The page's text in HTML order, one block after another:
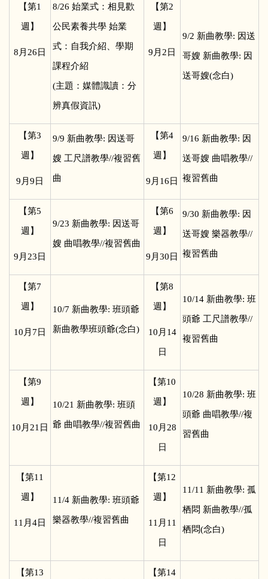
【第1
週】
8 月26日
8/26 始業式：相見歡
公民素養共學 始業
式：自我介紹、學期
課程介紹
(主題：媒體識讀：分
辨真假資訊)
【第2
週】
9 月2日
9/2 新曲教學: 因送
哥嫂 新曲教學: 因
送哥嫂(念白)
【第3
週】
9 月9日
9/9 新曲教學: 因送哥
嫂 工尺譜教學//複習舊
曲
【第4
週】
9 月16日
9/16 新曲教學: 因
送哥嫂 曲唱教學//
複習舊曲
【第5
週】
9 月23日
9/23 新曲教學: 因送哥
嫂 曲唱教學//複習舊曲
【第6
週】
9 月30日
9/30 新曲教學: 因
送哥嫂 樂器教學//
複習舊曲
【第7
週】
10 月7日
10/7 新曲教學: 班頭爺
新曲教學班頭爺(念白)
【第8
週】
10 月14
日
10/14 新曲教學: 班
頭爺 工尺譜教學//
複習舊曲
【第9
週】
10 月21日
10/21 新曲教學: 班頭
爺 曲唱教學//複習舊曲
【第10
週】
10 月28
日
10/28 新曲教學: 班
頭爺 曲唱教學//複
習舊曲
【第11
週】
11 月4日
11/4 新曲教學: 班頭爺
樂器教學//複習舊曲
【第12
週】
11 月11
日
11/11 新曲教學: 孤
栖悶 新曲教學//孤
栖悶(念白)
【第13 【第14